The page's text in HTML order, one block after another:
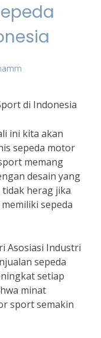
di Indonesia
ini kita akan
sepeda motor
memang
desain yang
herag jika
sepeda
Asosiasi Industri
sepeda
setiap
minat
sport semakin